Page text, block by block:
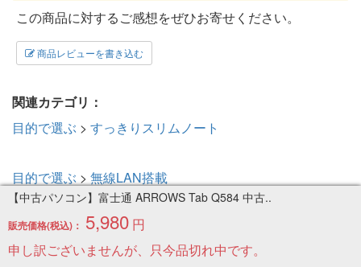
【中古パソコン】富士通 ARROWS Tab Q584 中古..
販売価格(税込)： 5,980 円
申し訳ございませんが、只今品切れ中です。
この商品に対するご感想をぜひお寄せください。
商品レビューを書き込む
関連カテゴリ：
目的で選ぶ > すっきりスリムノート
目的で選ぶ > 無線LAN搭載
タブレット